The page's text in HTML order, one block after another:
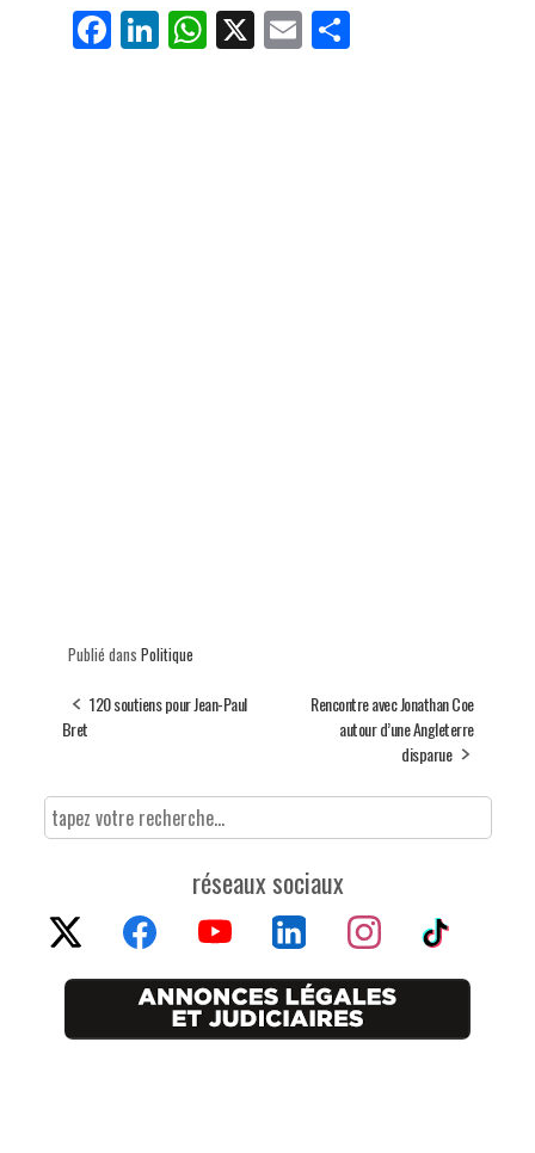
Fa
ce
Li
nk
W
ha
X E
m
Pa
Publié dans Politique
120 soutiens pour Jean-Paul
Bret
Rencontre avec Jonathan Coe
autour d’une Angleterre
disparue
réseaux sociaux